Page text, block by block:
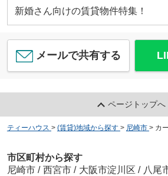
新婚さん向けの賃貸物件特集！
メールで共有する
ページトップへ
ティーハウス > (賃貸)地域から探す > 尼崎市 > カ
市区町村から探す
尼崎市 / 西宮市 / 大阪市淀川区 / 八尾